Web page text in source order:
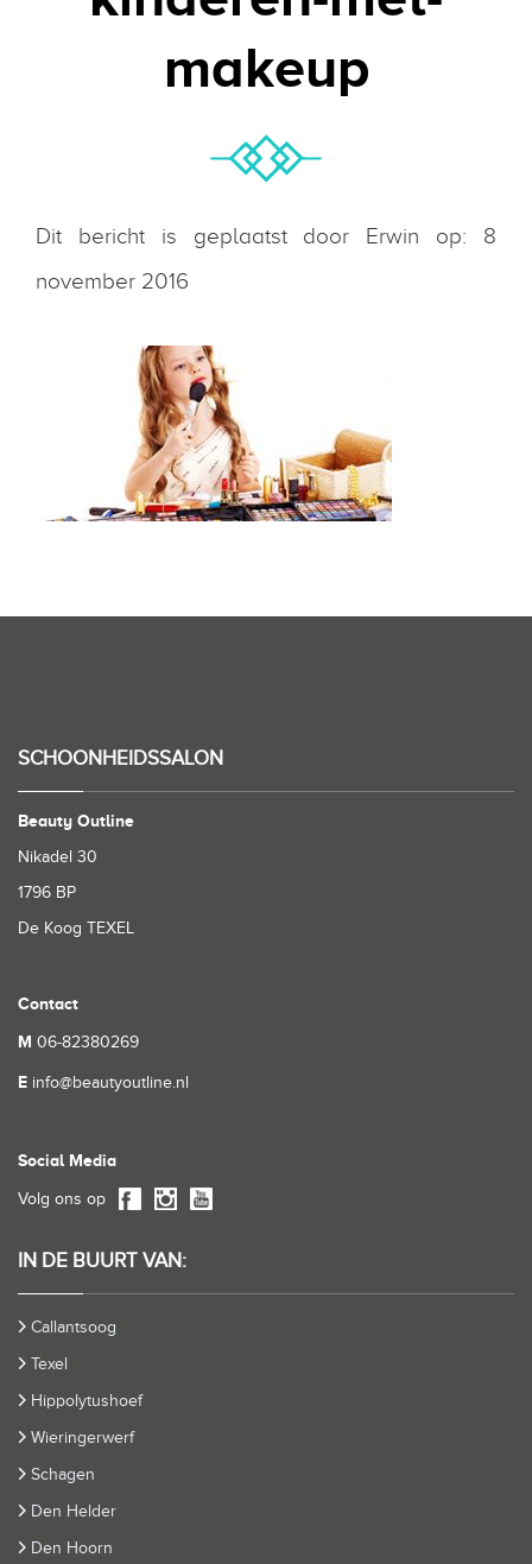
makeup
Dit bericht is geplaatst door Erwin op: 8
november 2016
SCHOONHEIDSSALON
Beauty Outline
Nikadel 30
1796 BP
De Koog TEXEL
Contact
M 06-82380269
E info@beautyoutline.nl
Social Media
Volg ons op
IN DE BUURT VAN:
Callantsoog
Texel
Hippolytushoef
Wieringerwerf
Schagen
Den Helder
Den Hoorn